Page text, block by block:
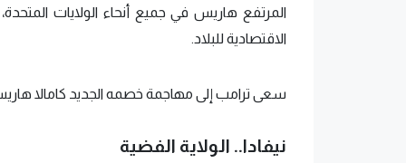
المرتفع هاريس في جميع أنحاء الولايات
الاقتصادية للبلاد.
سعى ترامب إلى مهاجمة خصمه الجديد كامالا
نيفادا.. الولاية الفضية